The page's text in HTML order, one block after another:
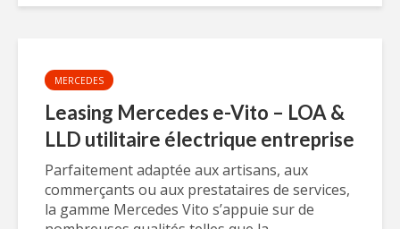
MERCEDES
Leasing Mercedes e-Vito – LOA &
LLD utilitaire électrique entreprise
Parfaitement adaptée aux artisans, aux
commerçants ou aux prestataires de services,
la gamme Mercedes Vito s’appuie sur de